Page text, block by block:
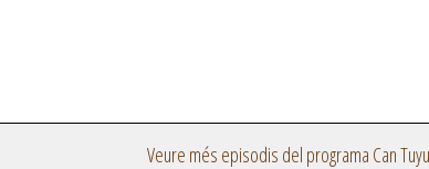
Veure més episodis del programa Can